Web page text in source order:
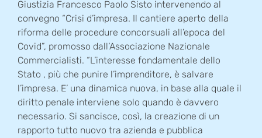
Giustizia Francesco Paolo Sisto intervenendo al
convegno “Crisi d’impresa. Il cantiere aperto della
riforma delle procedure concorsuali all’epoca del
Covid”, promosso dall’Associazione Nazionale
Commercialisti. “L’interesse fondamentale dello
Stato , più che punire l’imprenditore, è salvare
l’impresa. E’ una dinamica nuova, in base alla quale il
diritto penale interviene solo quando è davvero
necessario. Si sancisce, così, la creazione di un
rapporto tutto nuovo tra azienda e pubblica